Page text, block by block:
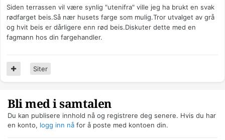
Siden terrassen vil være synlig "utenifra" ville jeg ha brukt en svak
rødfarget beis.Så nær husets farge som mulig.Tror utvalget av grå
og hvit beis er dårligere enn rød beis.Diskuter dette med en
fagmann hos din fargehandler.
Siter
Bli med i samtalen
Du kan publisere innhold nå og registrere deg senere. Hvis du har
en konto, logg inn nå for å poste med kontoen din.